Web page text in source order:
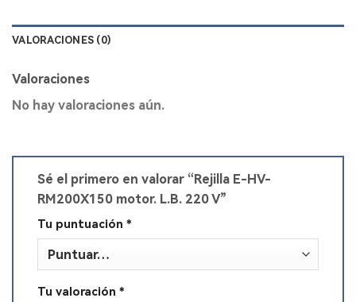
VALORACIONES (0)
Valoraciones
No hay valoraciones aún.
Sé el primero en valorar “Rejilla E-HV-
RM200X150 motor. L.B. 220 V”
Tu puntuación *
Tu valoración *